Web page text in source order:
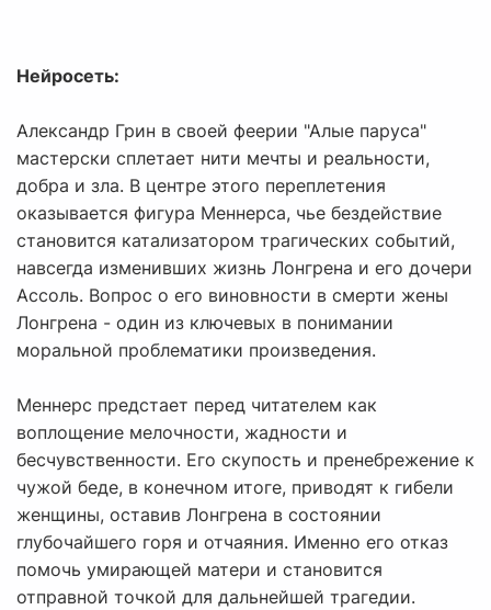
Нейросеть:
Александр Грин в своей феерии "Алые паруса"
мастерски сплетает нити мечты и реальности,
добра и зла. В центре этого переплетения
оказывается фигура Меннерса, чье бездействие
становится катализатором трагических событий,
навсегда изменивших жизнь Лонгрена и его дочери
Ассоль. Вопрос о его виновности в смерти жены
Лонгрена - один из ключевых в понимании
моральной проблематики произведения.
Меннерс предстает перед читателем как
воплощение мелочности, жадности и
бесчувственности. Его скупость и пренебрежение к
чужой беде, в конечном итоге, приводят к гибели
женщины, оставив Лонгрена в состоянии
глубочайшего горя и отчаяния. Именно его отказ
помочь умирающей матери и становится
отправной точкой для дальнейшей трагедии.